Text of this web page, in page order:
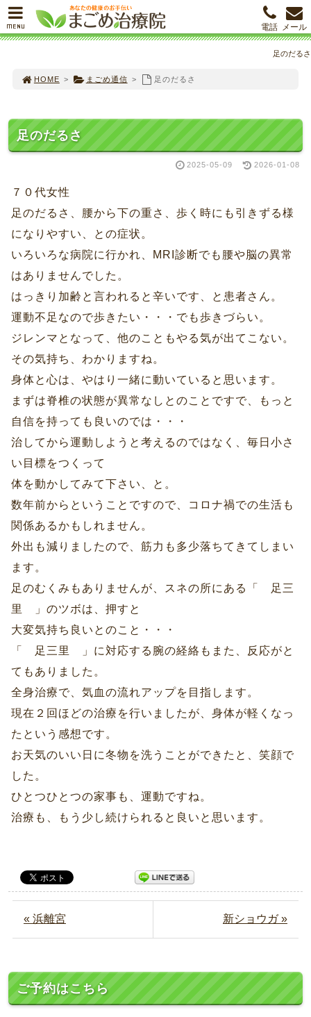
足のだるさ
HOME > まごめ通信 > 足のだるさ
足のだるさ
2025-05-09 2026-01-08
７０代女性
足のだるさ、腰から下の重さ、歩く時にも引きずる様
になりやすい、との症状。
いろいろな病院に行かれ、MRI診断でも腰や脳の異常
はありませんでした。
はっきり加齢と言われると辛いです、と患者さん。
運動不足なので歩きたい・・・でも歩きづらい。
ジレンマとなって、他のこともやる気が出てこない。
その気持ち、わかりますね。
身体と心は、やはり一緒に動いていると思います。
まずは脊椎の状態が異常なしとのことですで、もっと
自信を持っても良いのでは・・・
治してから運動しようと考えるのではなく、毎日小さ
い目標をつくって
体を動かしてみて下さい、と。
数年前からということですので、コロナ禍での生活も
関係あるかもしれません。
外出も減りましたので、筋力も多少落ちてきてしまい
ます。
足のむくみもありませんが、スネの所にある「 足三
里 」のツボは、押すと
大変気持ち良いとのこと・・・
「 足三里 」に対応する腕の経絡もまた、反応がと
てもありました。
全身治療で、気血の流れアップを目指します。
現在２回ほどの治療を行いましたが、身体が軽くなっ
たという感想です。
お天気のいい日に冬物を洗うことができたと、笑顔で
した。
ひとつひとつの家事も、運動ですね。
治療も、もう少し続けられると良いと思います。
« 浜離宮 新ショウガ »
ご予約はこちら
MENU メール
電話